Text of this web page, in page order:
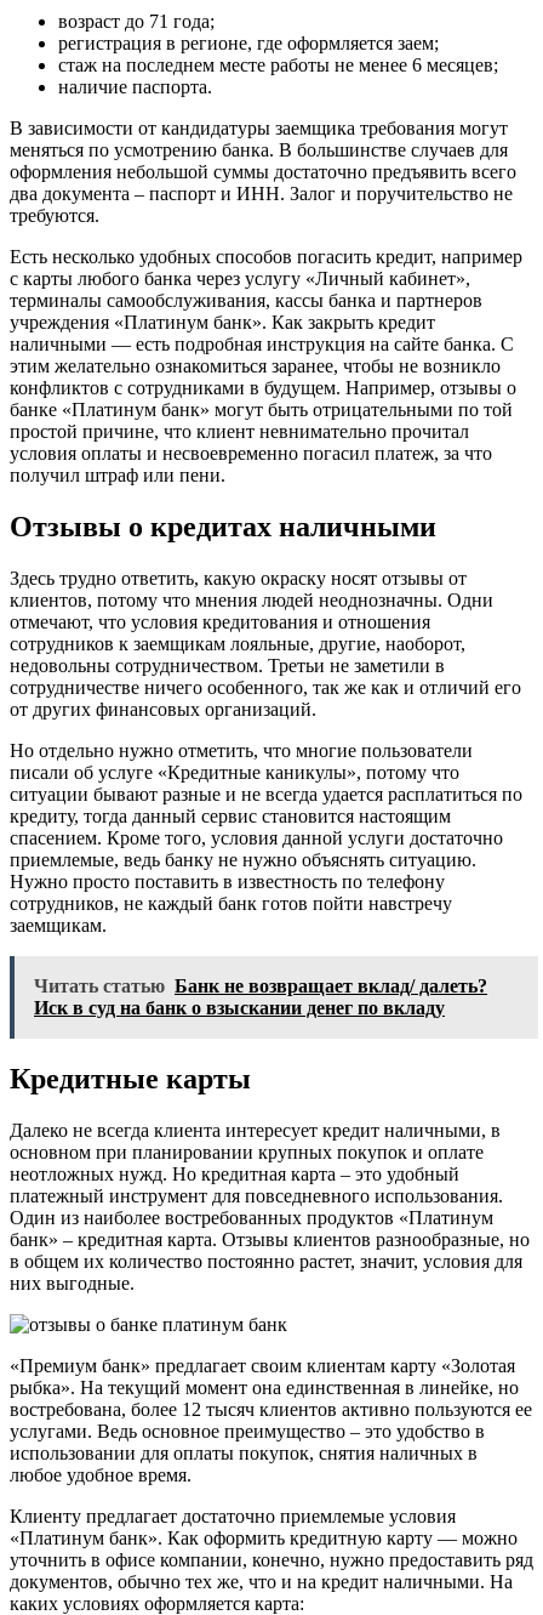
возраст до 71 года;
регистрация в регионе, где оформляется заем;
стаж на последнем месте работы не менее 6 месяцев;
наличие паспорта.
В зависимости от кандидатуры заемщика требования могут
меняться по усмотрению банка. В большинстве случаев для
оформления небольшой суммы достаточно предъявить всего
два документа – паспорт и ИНН. Залог и поручительство не
требуются.
Есть несколько удобных способов погасить кредит, например
с карты любого банка через услугу «Личный кабинет»,
терминалы самообслуживания, кассы банка и партнеров
учреждения «Платинум банк». Как закрыть кредит
наличными — есть подробная инструкция на сайте банка. С
этим желательно ознакомиться заранее, чтобы не возникло
конфликтов с сотрудниками в будущем. Например, отзывы о
банке «Платинум банк» могут быть отрицательными по той
простой причине, что клиент невнимательно прочитал
условия оплаты и несвоевременно погасил платеж, за что
получил штраф или пени.
Отзывы о кредитах наличными
Здесь трудно ответить, какую окраску носят отзывы от
клиентов, потому что мнения людей неоднозначны. Одни
отмечают, что условия кредитования и отношения
сотрудников к заемщикам лояльные, другие, наоборот,
недовольны сотрудничеством. Третьи не заметили в
сотрудничестве ничего особенного, так же как и отличий его
от других финансовых организаций.
Но отдельно нужно отметить, что многие пользователи
писали об услуге «Кредитные каникулы», потому что
ситуации бывают разные и не всегда удается расплатиться по
кредиту, тогда данный сервис становится настоящим
спасением. Кроме того, условия данной услуги достаточно
приемлемые, ведь банку не нужно объяснять ситуацию.
Нужно просто поставить в известность по телефону
сотрудников, не каждый банк готов пойти навстречу
заемщикам.
Читать статью Банк не возвращает вклад/ далеть?
Иск в суд на банк о взыскании денег по вкладу
Кредитные карты
Далеко не всегда клиента интересует кредит наличными, в
основном при планировании крупных покупок и оплате
неотложных нужд. Но кредитная карта – это удобный
платежный инструмент для повседневного использования.
Один из наиболее востребованных продуктов «Платинум
банк» – кредитная карта. Отзывы клиентов разнообразные, но
в общем их количество постоянно растет, значит, условия для
них выгодные.
«Премиум банк» предлагает своим клиентам карту «Золотая
рыбка». На текущий момент она единственная в линейке, но
востребована, более 12 тысяч клиентов активно пользуются ее
услугами. Ведь основное преимущество – это удобство в
использовании для оплаты покупок, снятия наличных в
любое удобное время.
Клиенту предлагает достаточно приемлемые условия
«Платинум банк». Как оформить кредитную карту — можно
уточнить в офисе компании, конечно, нужно предоставить ряд
документов, обычно тех же, что и на кредит наличными. На
каких условиях оформляется карта: